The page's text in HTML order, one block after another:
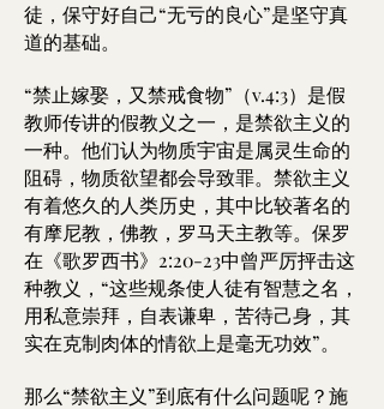
徒，保守好自己“无亏的良心”是坚守真
道的基础。
“禁止嫁娶，又禁戒食物”（v.4:3）是假
教师传讲的假教义之一，是禁欲主义的
一种。他们认为物质宇宙是属灵生命的
阻碍，物质欲望都会导致罪。禁欲主义
有着悠久的人类历史，其中比较著名的
有摩尼教，佛教，罗马天主教等。保罗
在《歌罗西书》2:20-23中曾严厉抨击这
种教义，“这些规条使人徒有智慧之名，
用私意崇拜，自表谦卑，苦待己身，其
实在克制肉体的情欲上是毫无功效”。
那么“禁欲主义”到底有什么问题呢？施